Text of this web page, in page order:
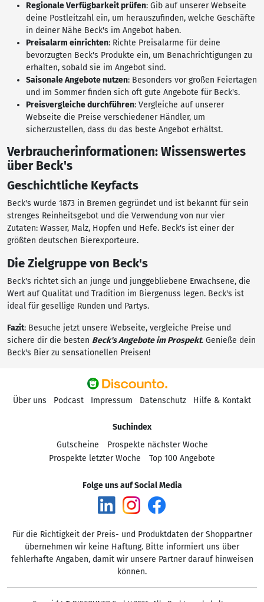
Regionale Verfügbarkeit prüfen: Gib auf unserer Webseite
deine Postleitzahl ein, um herauszufinden, welche Geschäfte
in deiner Nähe Beck's im Angebot haben.
Preisalarm einrichten: Richte Preisalarme für deine
bevorzugten Beck's Produkte ein, um Benachrichtigungen zu
erhalten, sobald sie im Angebot sind.
Saisonale Angebote nutzen: Besonders vor großen Feiertagen
und im Sommer finden sich oft gute Angebote für Beck's.
Preisvergleiche durchführen: Vergleiche auf unserer
Webseite die Preise verschiedener Händler, um
sicherzustellen, dass du das beste Angebot erhältst.
Verbraucherinformationen: Wissenswertes
über Beck's
Geschichtliche Keyfacts
Beck's wurde 1873 in Bremen gegründet und ist bekannt für sein
strenges Reinheitsgebot und die Verwendung von nur vier
Zutaten: Wasser, Malz, Hopfen und Hefe. Beck's ist einer der
größten deutschen Bierexporteure.
Die Zielgruppe von Beck's
Beck's richtet sich an junge und junggebliebene Erwachsene, die
Wert auf Qualität und Tradition im Biergenuss legen. Beck's ist
ideal für gesellige Runden und Partys.
Fazit: Besuche jetzt unsere Webseite, vergleiche Preise und
sichere dir die besten Beck's Angebote im Prospekt. Genieße dein
Beck's Bier zu sensationellen Preisen!
Über uns Podcast Impressum Datenschutz Hilfe & Kontakt
Suchindex
Gutscheine
Prospekte nächster Woche
Prospekte letzter Woche
Top 100 Angebote
Folge uns auf Social Media
Für die Richtigkeit der Preis- und Produktdaten der Shoppartner
übernehmen wir keine Haftung. Bitte informiert uns über
fehlerhafte Angaben, damit wir unsere Partner darauf hinweisen
können.